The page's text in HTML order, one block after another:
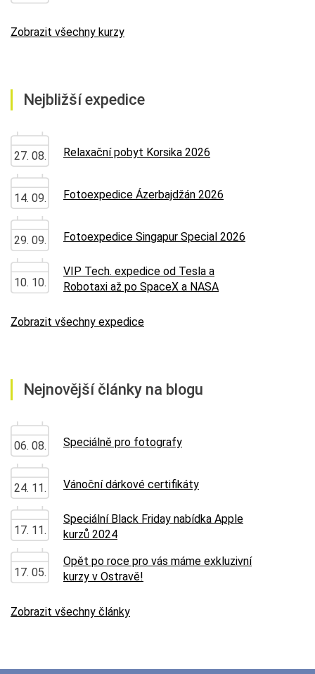
Zobrazit všechny kurzy
Nejbližší expedice
27. 08. Relaxační pobyt Korsika 2026
14. 09. Fotoexpedice Ázerbajdžán 2026
29. 09. Fotoexpedice Singapur Special 2026
10. 10.
VIP Tech. expedice od Tesla a
Robotaxi až po SpaceX a NASA
Zobrazit všechny expedice
Nejnovější články na blogu
06. 08. Speciálně pro fotografy
24. 11. Vánoční dárkové certifikáty
17. 11.
Speciální Black Friday nabídka Apple
kurzů 2024
17. 05.
Opět po roce pro vás máme exkluzivní
kurzy v Ostravě!
Zobrazit všechny články